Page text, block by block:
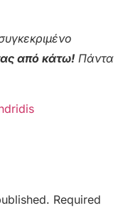
από κάτω! Πάντα
Required